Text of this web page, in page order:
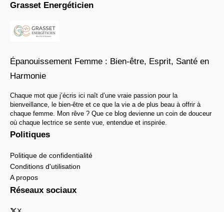
Grasset Energéticien
Épanouissement Femme : Bien-être, Esprit, Santé en
Harmonie
Chaque mot que j’écris ici naît d’une vraie passion pour la
bienveillance, le bien-être et ce que la vie a de plus beau à offrir à
chaque femme. Mon rêve ? Que ce blog devienne un coin de douceur
où chaque lectrice se sente vue, entendue et inspirée.
Politiques
Politique de confidentialité
Conditions d'utilisation
A propos
Réseaux sociaux